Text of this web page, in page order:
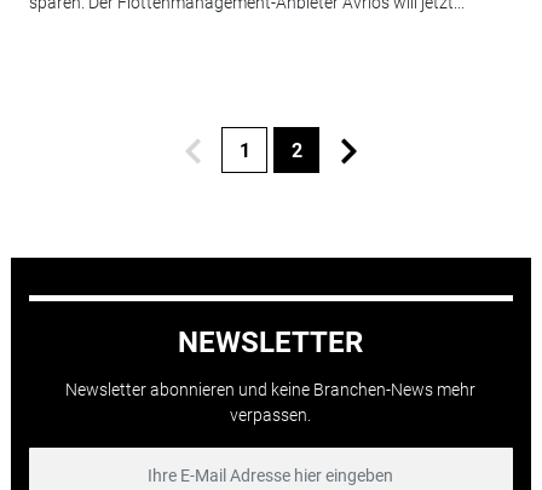
1 2
NEWSLETTER
Newsletter abonnieren und keine Branchen-News mehr
verpassen.